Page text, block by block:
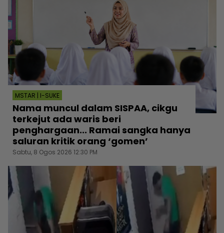
MSTAR | I-SUKE
Nama muncul dalam SISPAA, cikgu
terkejut ada waris beri
penghargaan... Ramai sangka hanya
saluran kritik orang ‘gomen’
Sabtu, 8 Ogos 2026 12:30 PM